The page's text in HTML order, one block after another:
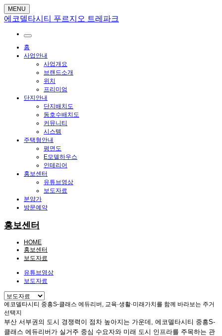
MENU
에코델타시티 푸르지오 트레파크
홈
사업안내
사업개요
브랜드소개
위치
프리미엄
단지안내
단지배치도
동호수배치도
커뮤니티
시스템
주택형안내
평면도
E모델하우스
인테리어
홍보센터
유튜브영상
보도자료
분양가
방문예약
홍보센터
HOME
홍보센터
보도자료
유튜브영상
보도자료
에코델타시티 중흥S-클래스 에듀리버, 교육·생활·미래가치를 함께 바라보는 주거
선택지
부산 서부권의 도시 경쟁력이 점차 높아지는 가운데, 에코델타시티 중흥S-
클래스 에듀리버가 실거주 중심 수요자와 미래 도시 인프라를 주목하는 관